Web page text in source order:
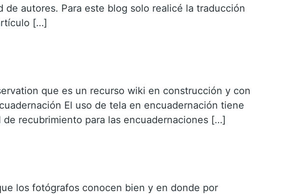
autores. Para este blog solo realicé la traducción
[…]
que es un recurso wiki en construcción y con
El uso de tela en encuadernación tiene
recubrimiento para las encuadernaciones […]
los fotógrafos conocen bien y en donde por